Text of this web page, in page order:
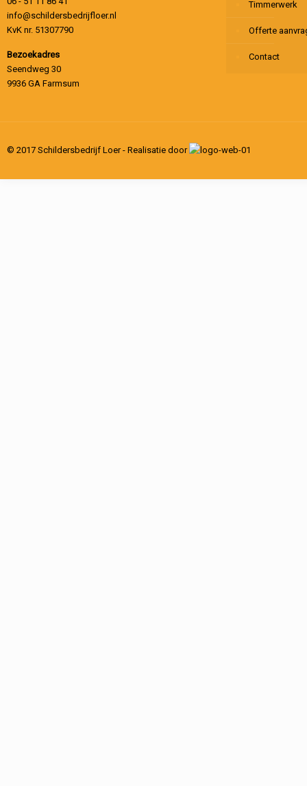
info@schildersbedrijfloer.nl
KvK nr. 51307790
Bezoekadres
Seendweg 30
9936 GA Farmsum
Timmerwerk
Offerte
Contact
© 2017 Schildersbedrijf Loer - Realisatie door